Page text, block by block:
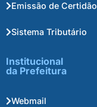
Emissão de Certidão
Sistema Tributário
Institucional
da Prefeitura
Webmail